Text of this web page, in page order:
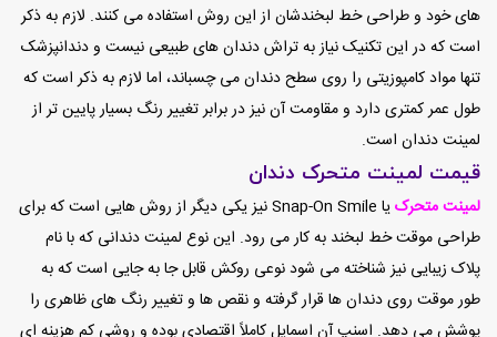
های خود و طراحی خط لبخندشان از این روش استفاده می کنند. لازم به ذکر
است که در این تکنیک نیاز به تراش دندان های طبیعی نیست و دندانپزشک
تنها مواد کامپوزیتی را روی سطح دندان می چسباند، اما لازم به ذکر است که
طول عمر کمتری دارد و مقاومت آن نیز در برابر تغییر رنگ بسیار پایین تر از
لمینت دندان است.
قیمت لمینت متحرک دندان
لمینت متحرک
یا Snap-On Smile نیز یکی دیگر از روش هایی است که برای
طراحی موقت خط لبخند به کار می رود. این نوع لمینت دندانی که با نام
پلاک زیبایی نیز شناخته می شود نوعی روکش قابل جا به جایی است که به
طور موقت روی دندان ها قرار گرفته و نقص ها و تغییر رنگ های ظاهری را
پوشش می دهد. اسنپ آن اسمایلکاملاً اقتصادی بوده و روشی کم هزینه ای